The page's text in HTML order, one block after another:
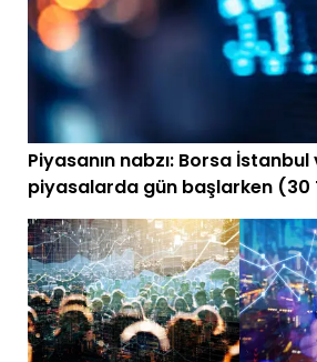
Piyasanın nabzı: Borsa
piyasalarda gün başlarken (30